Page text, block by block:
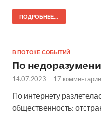
ПОДРОБНЕЕ...
В ПОТОКЕ СОБЫТИЙ
По
14.07.2023 - 17
По интернету
общественность: